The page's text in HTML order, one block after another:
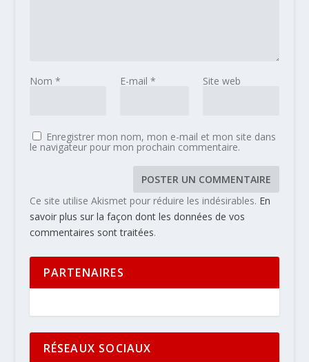
Nom * E-mail * Site web
Enregistrer mon nom, mon e-mail et mon site dans
le navigateur pour mon prochain commentaire.
Ce site utilise Akismet pour réduire les indésirables. En
savoir plus sur la façon dont les données de vos
commentaires sont traitées.
PARTENAIRES
RÉSEAUX SOCIAUX